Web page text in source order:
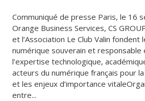
Communiqué de presse Paris, le 16
Orange Business Services, CS
et l’Association Le Club Valin fondent
numérique souverain et responsable
l’expertise technologique,
acteurs du numérique français pour
et les enjeux d’importance
entre...